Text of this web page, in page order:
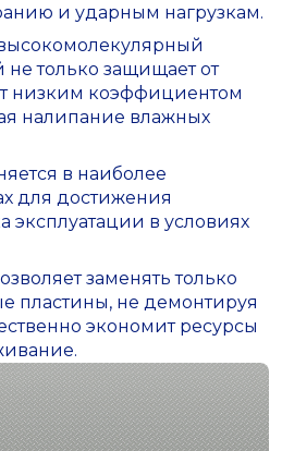
и ударным нагрузкам.
не только защищает от
низким коэффициентом
налипание влажных
в наиболее
для достижения
эксплуатации в условиях
заменять только
пластины, не демонтируя
экономит ресурсы